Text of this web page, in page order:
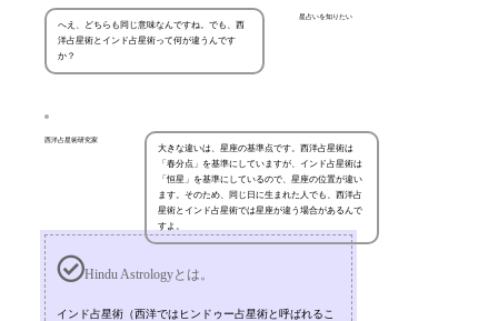
星占いを知りたい
へえ、どちらも同じ意味なんですね。でも、西
洋占星術とインド占星術って何が違うんです
か？
西洋占星術研究家
大きな違いは、星座の基準点です。西洋占星術は
「春分点」を基準にしていますが、インド占星術は
「恒星」を基準にしているので、星座の位置が違い
ます。そのため、同じ日に生まれた人でも、西洋占
星術とインド占星術では星座が違う場合があるんで
すよ。
Hindu Astrologyとは。
インド占星術（西洋ではヒンドゥー占星術と呼ばれるこ